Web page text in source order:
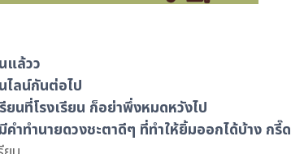
แล้วว
ลน์กันต่อไป
นที่โรงเรียน ก็อย่าพึ่งหมดหวังไป
ำทำนายดวงชะตาดีๆ ที่ทำให้ยิ้มออกได้บ้าง กรี๊ด